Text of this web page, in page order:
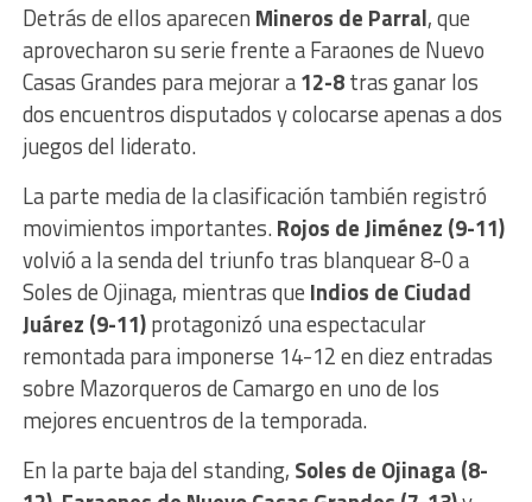
Detrás de ellos aparecen Mineros de Parral, que
aprovecharon su serie frente a Faraones de Nuevo
Casas Grandes para mejorar a12-8tras ganar los
dos encuentros disputados y colocarse apenas a dos
juegos del liderato.
La parte media de la clasificación también registró
movimientos importantes.Rojos de Jiménez (9-11)
volvió a la senda del triunfo tras blanquear 8-0 a
Soles de Ojinaga, mientras que Indios de Ciudad
Juárez (9-11)protagonizó una espectacular
remontada para imponerse 14-12 en diez entradas
sobre Mazorqueros de Camargo en uno de los
mejores encuentros de la temporada.
En la parte baja del standing, Soles de Ojinaga (8-